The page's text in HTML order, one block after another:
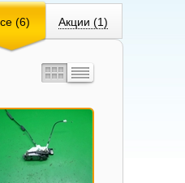
(6) Акции (1)